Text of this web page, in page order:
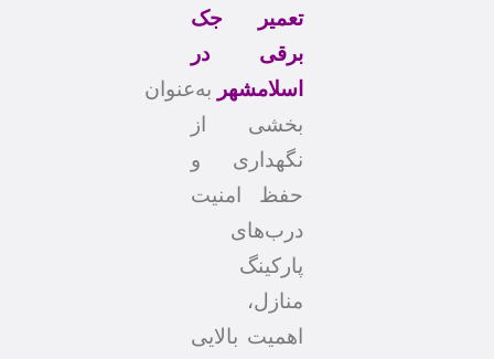
تعمیر جک
برقی در
اسلامشهربه‌عنوان
بخشی از
نگهداری و
حفظ امنیت
درب‌های
پارکینگ
منازل،
اهمیت بالایی